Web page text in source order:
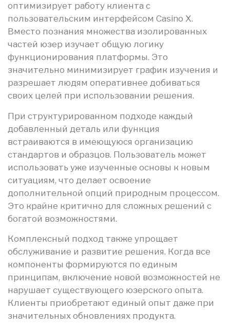
оптимизирует работу клиента с
пользовательским интерфейсом Casino X.
Вместо познания множества изолированных
частей юзер изучает общую логику
функционирования платформы. Это
значительно минимизирует график изучения и
разрешает людям оперативнее добиваться
своих целей при использовании решения.
При структурированном подходе каждый
добавленный деталь или функция
встраиваются в имеющуюся организацию
стандартов и образцов. Пользователь может
использовать уже изученные основы к новым
ситуациям, что делает освоение
дополнительной опций природным процессом.
Это крайне критично для сложных решений с
богатой возможностями.
Комплексный подход также упрощает
обслуживание и развитие решения. Когда все
компоненты формируются по единым
принципам, включение новой возможностей не
нарушает существующего юзерского опыта.
Клиенты приобретают единый опыт даже при
значительных обновлениях продукта.